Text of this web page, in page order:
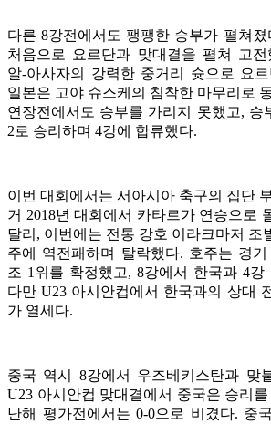
다른 8강전에서도 팽팽한 승부가 펼쳐
처음으로 요르단과 맞대결을 펼쳐 고전
알-아사자의 강력한 중거리 슛으로 요
일본은 고야 슈스케의 침착한 마무리로
연장전에서도 승부를 가리지 못했고, 승
2로 승리하며 4강에 합류했다.
이번 대회에서는 서아시아 축구의 집단
거 2018년 대회에서 카타르가 연승으로
달리, 이번에는 전통 강호 이라크마저 조
주에 역전패하며 탈락했다. 호주는 경
조 1위를 확정했고, 8강에서 한국과 4강
다만 U23 아시안컵에서 한국과의 상대
가 열세다.
중국 역시 8강에서 우즈베키스탄과 맞
U23 아시안컵 맞대결에서 중국은 승리를
난해 평가전에서는 0-0으로 비겼다. 중